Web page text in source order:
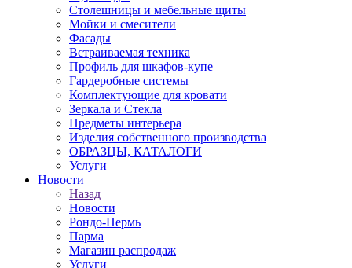
Столешницы и мебельные щиты
Мойки и смесители
Фасады
Встраиваемая техника
Профиль для шкафов-купе
Гардеробные системы
Комплектующие для кровати
Зеркала и Стекла
Предметы интерьера
Изделия собственного производства
ОБРАЗЦЫ, КАТАЛОГИ
Услуги
Новости
Назад
Новости
Рондо-Пермь
Парма
Магазин распродаж
Услуги